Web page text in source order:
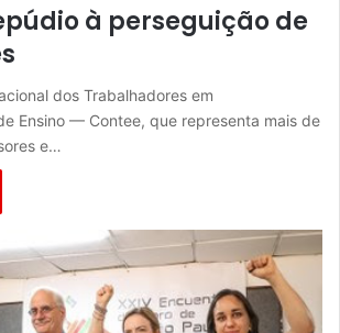
à perseguição de
dos Trabalhadores em
Ensino — Contee, que representa mais de
e…